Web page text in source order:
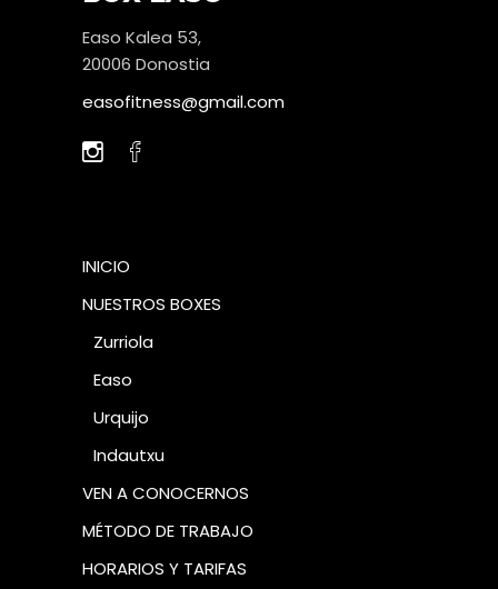
Easo Kalea 53,
20006 Donostia
easofitness@gmail.com
INICIO
NUESTROS BOXES
Zurriola
Easo
Urquijo
Indautxu
VEN A CONOCERNOS
MÉTODO DE TRABAJO​
HORARIOS Y TARIFAS